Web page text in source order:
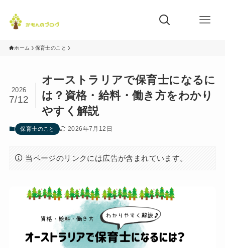
ホーム 保育士のこと
オーストラリアで保育士になるに
は？資格・給料・働き方をわかり
やすく解説
2026
7/12
保育士のこと 2026年7月12日
当ページのリンクには広告が含まれています。